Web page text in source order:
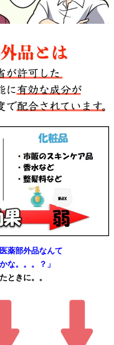
薬部外品なんて
な。。。？」
ときに。。